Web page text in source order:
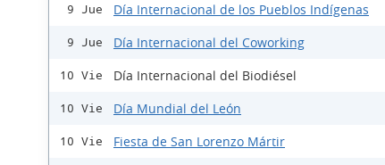
9 Jue Día Internacional de los Pueblos Indígenas
9 Jue Día Internacional del Coworking
10 Vie Día Internacional del Biodiésel
10 Vie Día Mundial del León
10 Vie Fiesta de San Lorenzo Mártir